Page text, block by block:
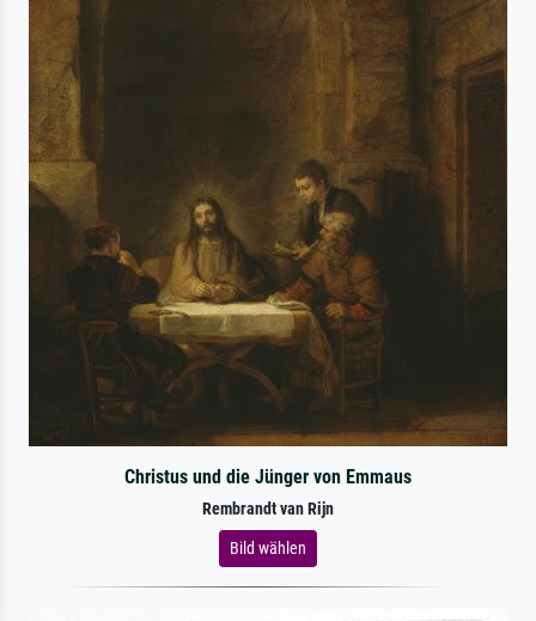
Christus und die Jünger von Emmaus
Rembrandt van Rijn
Bild wählen